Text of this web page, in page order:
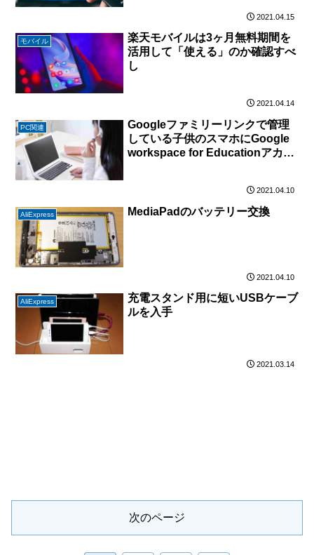
2021.04.15
モバイル
楽天モバイルは3ヶ月無料期間を
活用して「使える」のか確認すべ
し
2021.04.14
PC関連
Googleファミリーリンクで管理
している子供のスマホにGoogle
workspace for Educationアカウ
2021.04.10
AliExpress MediaPadのバッテリー交換
2021.04.10
AliExpress
充電スタンド用に短いUSBケーブ
ルを入手
2021.03.14
次のページ